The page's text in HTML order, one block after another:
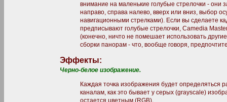
внимание на маленькие голубые стрелочки - они
направо, справа налево, вверх или вниз, выбор
навигационными стрелками). Если вы сделаете
предписывают голубые стрелочки, Camedia
(конечно, ничто не помешает использовать
сборки панорам - что, вообще говоря,
Эффекты:
Черно-белое изображение.
Каждая точка изображения будет определяться
каналам, как это бывает у серых (grayscale)
остается цветным (RGB).